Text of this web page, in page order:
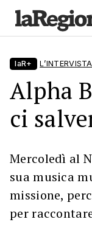
laR+ L’INTERVISTA
Alpha
ci
Mercoledì al
sua musica
missione,
per